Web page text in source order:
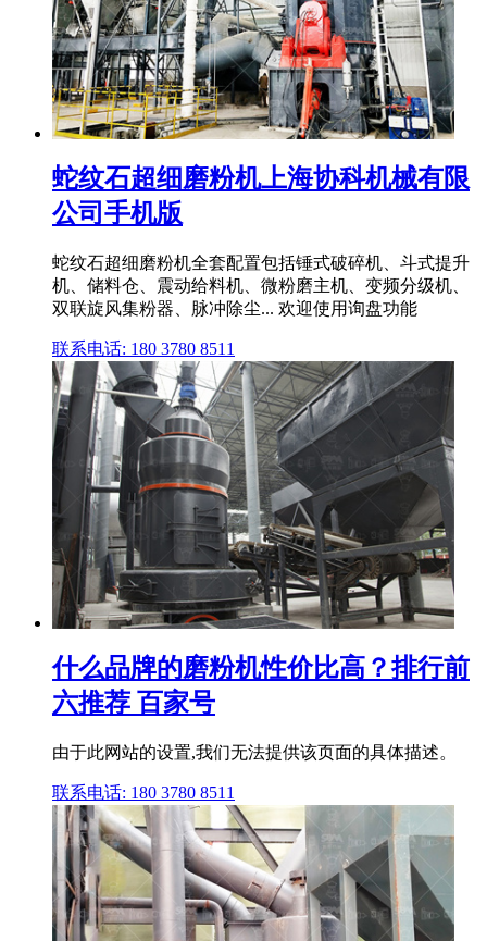
蛇纹石超细磨粉机上海协科机械有限
公司手机版
蛇纹石超细磨粉机全套配置包括锤式破碎机、斗式提升
机、储料仓、震动给料机、微粉磨主机、变频分级机、
双联旋风集粉器、脉冲除尘... 欢迎使用询盘功能
联系电话: 180 3780 8511
什么品牌的磨粉机性价比高？排行前
六推荐 百家号
由于此网站的设置,我们无法提供该页面的具体描述。
联系电话: 180 3780 8511